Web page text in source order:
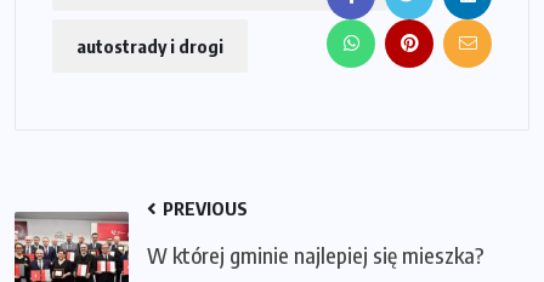
autostrady i drogi
PREVIOUS
W której gminie najlepiej się mieszka?